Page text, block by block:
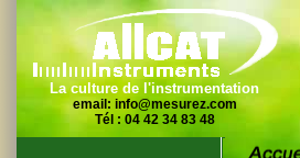
La culture de l'instrumentation
email: info@mesurez.com
Tél : 04 42 34 83 48